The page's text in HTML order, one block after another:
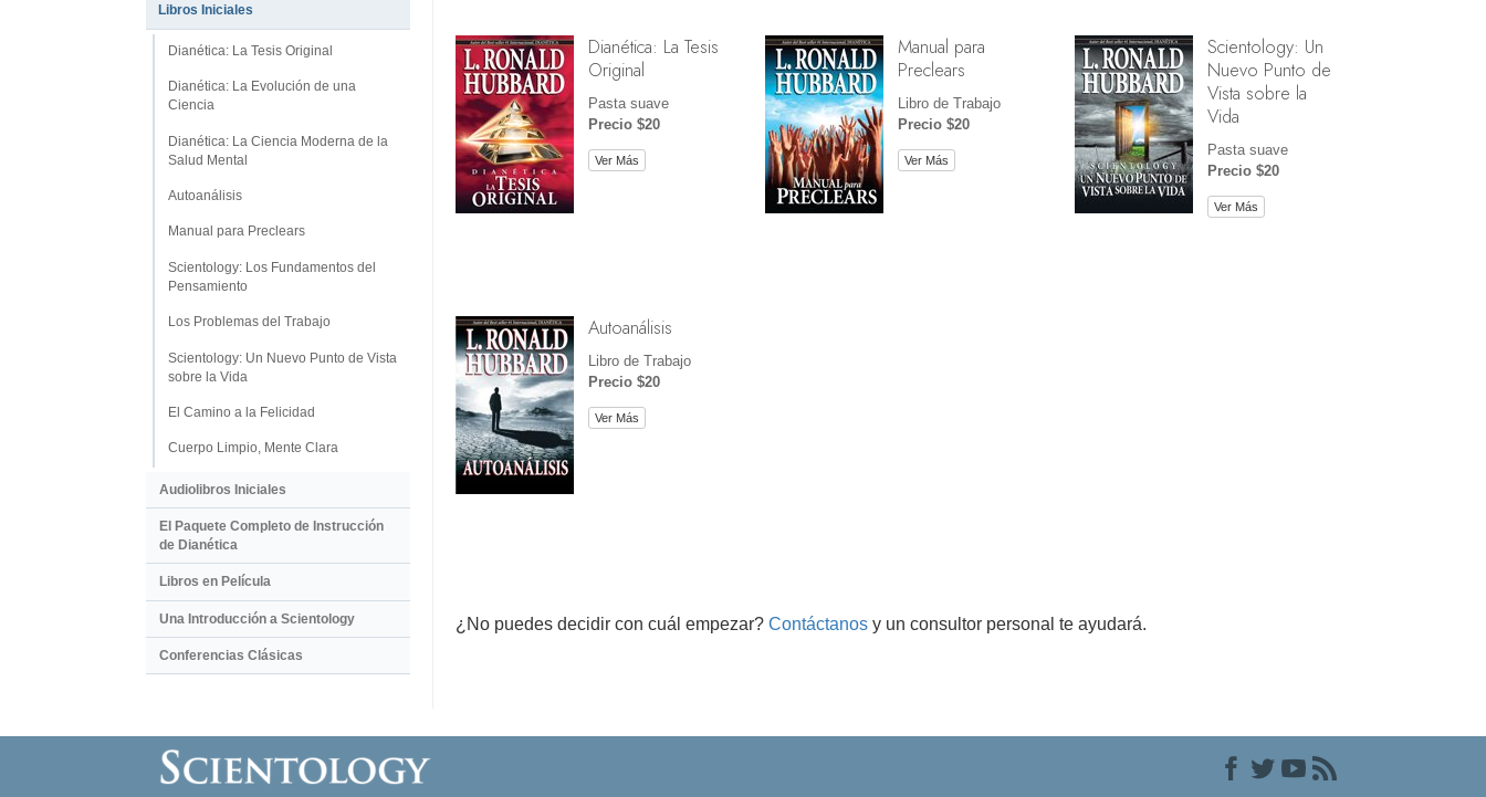
Dianética: La Tesis
Original
Pasta suave
Precio $20
Ver Más
Manual para
Preclears
Libro de Trabajo
Precio $20
Ver Más
Scientology: Un
Nuevo Punto de
Vista sobre la
Vida
Pasta suave
Precio $20
Ver Más
Autoanálisis
Libro de Trabajo
Precio $20
Ver Más
¿No puedes decidir con cuál empezar? Contáctanos y un consultor personal te ayudará.
Libros Iniciales
Dianética: La Tesis Original
Dianética: La Evolución de una
Ciencia
Dianética: La Ciencia Moderna de la
Salud Mental
Autoanálisis
Manual para Preclears
Scientology: Los Fundamentos del
Pensamiento
Los Problemas del Trabajo
Scientology: Un Nuevo Punto de Vista
sobre la Vida
El Camino a la Felicidad
Cuerpo Limpio, Mente Clara
Audiolibros Iniciales
El Paquete Completo de Instrucción
de Dianética
Libros en Película
Una Introducción a Scientology
Conferencias Clásicas